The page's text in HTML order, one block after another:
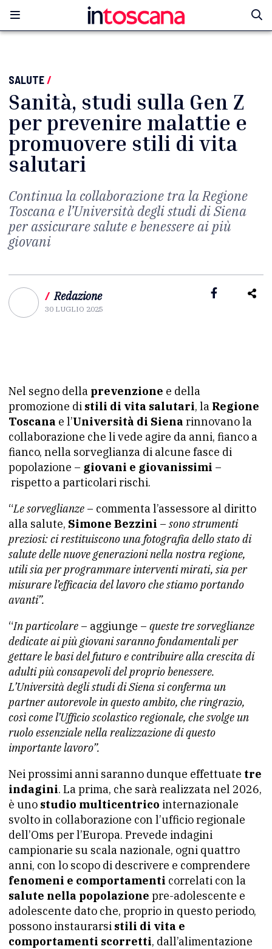
SALUTE/
Sanità, studi sulla Gen Z
per prevenire malattie e
promuovere stili di vita
salutari
Continua la collaborazione tra la Regione
Toscana e l’Università degli studi di Siena
per assicurare salute e benessere ai più
giovani
/ Redazione
30 LUGLIO 2025
Nel segno della prevenzione e della
promozione di stili di vita salutari, la Regione
Toscana e l’Università di Siena rinnovano la
collaborazione che li vede agire da anni, fianco a
fianco, nella sorveglianza di alcune fasce di
popolazione – giovani e giovanissimi –
rispetto a particolari rischi.
“Le sorveglianze – commenta l’assessore al diritto
alla salute, Simone Bezzini – sono strumenti
preziosi: ci restituiscono una fotografia dello stato di
salute delle nuove generazioni nella nostra regione,
utili sia per programmare interventi mirati, sia per
misurare l’efficacia del lavoro che stiamo portando
avanti”.
“In particolare – aggiunge – queste tre sorveglianze
dedicate ai più giovani saranno fondamentali per
gettare le basi del futuro e contribuire alla crescita di
adulti più consapevoli del proprio benessere.
L’Università degli studi di Siena si conferma un
partner autorevole in questo ambito, che ringrazio,
così come l’Ufficio scolastico regionale, che svolge un
ruolo essenziale nella realizzazione di questo
importante lavoro”.
Nei prossimi anni saranno dunque effettuate tre
indagini. La prima, che sarà realizzata nel 2026,
è uno studio multicentrico internazionale
svolto in collaborazione con l’ufficio regionale
dell’Oms per l’Europa. Prevede indagini
campionarie su scala nazionale, ogni quattro
anni, con lo scopo di descrivere e comprendere
fenomeni e comportamenti correlati con la
salute nella popolazione pre-adolescente e
adolescente dato che, proprio in questo periodo,
possono instaurarsi stili di vita e
comportamenti scorretti, dall’alimentazione